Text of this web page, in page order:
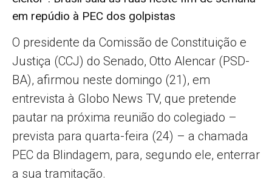
em repúdio à PEC dos golpistas
O presidente da Comissão de Constituição e
Justiça (CCJ) do Senado, Otto Alencar (PSD-
BA), afirmou neste domingo (21), em
entrevista à Globo News TV, que pretende
pautar na próxima reunião do colegiado –
prevista para quarta-feira (24) – a chamada
PEC da Blindagem, para, segundo ele, enterrar
a sua tramitação.